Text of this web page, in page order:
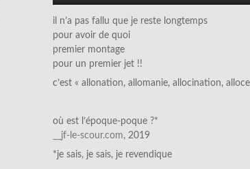
il n’a pas fallu que je reste longtemps
pour avoir de quoi
premier montage
pour un premier jet !!
c’est « allonation, allomanie, allocination,
où est l’époque-poque ?*
__jf-le-scour.com, 2019
*je sais, je sais, je revendique